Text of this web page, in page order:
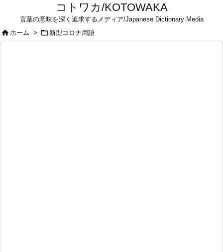
コトワカ/KOTOWAKA
言葉の意味を深く追求するメディア/Japanese Dictionary Media
ホーム >  新型コロナ用語